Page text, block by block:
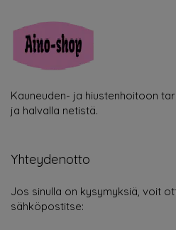
Kauneuden- ja hiustenhoitoon
ja halvalla netistä.
Yhteydenotto
Jos sinulla on kysymyksiä, voit
sähköpostitse: